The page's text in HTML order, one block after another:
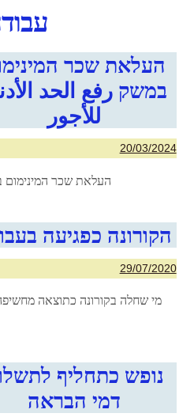
העלאת שכר
במשק رفع الحد
للأجور
20/03/2024
העלאת שכר המינימום
הקורונה כפגיעה
29/07/2020
מי שחלה בקורונה כתוצאה
נופש כתחליף
דמי הבראה